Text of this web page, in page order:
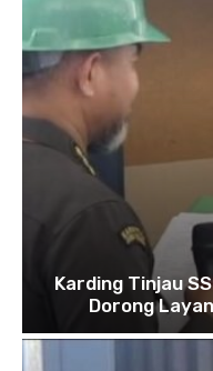
Karding Tinjau
Dorong